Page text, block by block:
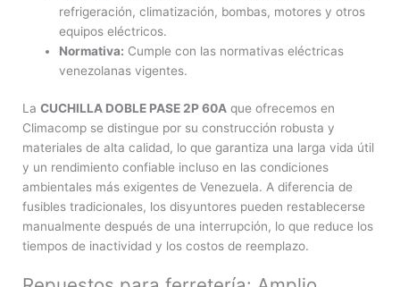
refrigeración, climatización, bombas, motores y otros
equipos eléctricos.
Normativa: Cumple con las normativas eléctricas
venezolanas vigentes.
La CUCHILLA DOBLE PASE 2P 60A que ofrecemos en
Climacomp se distingue por su construcción robusta y
materiales de alta calidad, lo que garantiza una larga vida útil
y un rendimiento confiable incluso en las condiciones
ambientales más exigentes de Venezuela. A diferencia de
fusibles tradicionales, los disyuntores pueden restablecerse
manualmente después de una interrupción, lo que reduce los
tiempos de inactividad y los costos de reemplazo.